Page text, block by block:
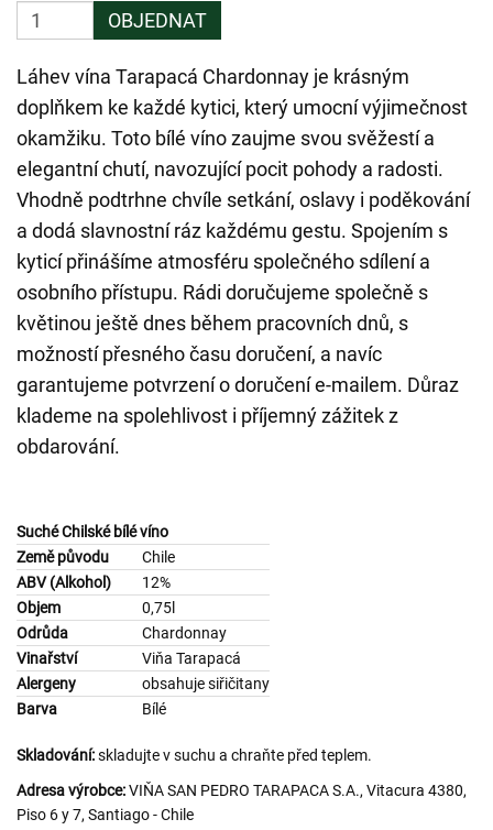
OBJEDNAT
Láhev vína Tarapacá Chardonnay je krásným
doplňkem ke každé kytici, který umocní výjimečnost
okamžiku. Toto bílé víno zaujme svou svěžestí a
elegantní chutí, navozující pocit pohody a radosti.
Vhodně podtrhne chvíle setkání, oslavy i poděkování
a dodá slavnostní ráz každému gestu. Spojením s
kyticí přinášíme atmosféru společného sdílení a
osobního přístupu. Rádi doručujeme společně s
květinou ještě dnes během pracovních dnů, s
možností přesného času doručení, a navíc
garantujeme potvrzení o doručení e-mailem. Důraz
klademe na spolehlivost i příjemný zážitek z
obdarování.
Suché Chilské bílé víno
Země původu Chile
ABV (Alkohol)
12%
Objem
0,75l
Odrůda
Chardonnay
Vinařství
Viňa Tarapacá
Alergeny
obsahuje siřičitany
Barva
Bílé
Skladování:skladujte v suchu a chraňte před teplem.
Adresa výrobce:VIŇA SAN PEDRO TARAPACA S.A., Vitacura 4380,
Piso 6 y 7, Santiago - Chile